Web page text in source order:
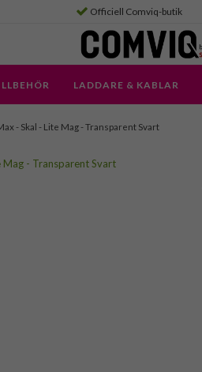
Officiell Comviq-butik
LADDARE & KABLAR
- Skal - Lite Mag - Transparent Svart